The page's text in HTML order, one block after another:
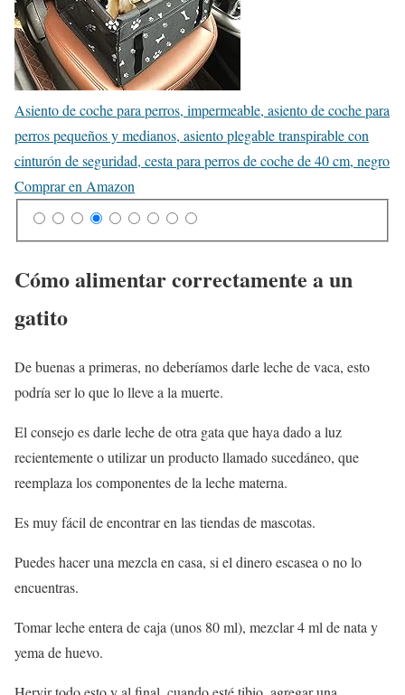
Asiento de coche para perros, impermeable, asiento de coche para
perros pequeños y medianos, asiento plegable transpirable con
cinturón de seguridad, cesta para perros de coche de 40 cm, negro
Comprar en Amazon
Cómo alimentar correctamente a un
gatito
De buenas a primeras, no deberíamos darle leche de vaca, esto
podría ser lo que lo lleve a la muerte.
El consejo es darle leche de otra gata que haya dado a luz
recientemente o utilizar un producto llamado sucedáneo, que
reemplaza los componentes de la leche materna.
Es muy fácil de encontrar en las tiendas de mascotas.
Puedes hacer una mezcla en casa, si el dinero escasea o no lo
encuentras.
Tomar leche entera de caja (unos 80 ml), mezclar 4 ml de nata y
yema de huevo.